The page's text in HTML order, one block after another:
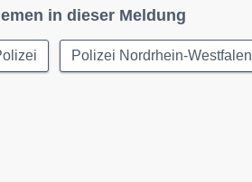
in dieser Meldung
Polizei Nordrhein-Westfalen